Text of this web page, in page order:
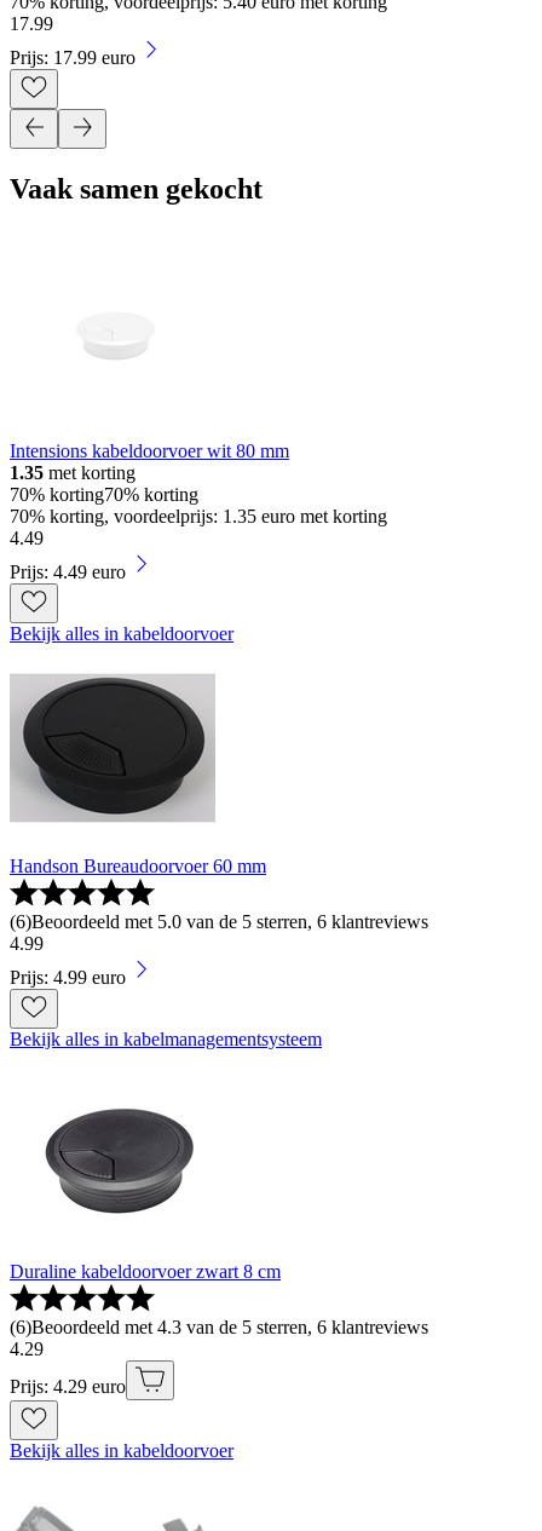
17.99
Prijs: 17.99 euro
Vaak samen gekocht
Intensions kabeldoorvoer wit 80 mm
1.35 met korting
70% korting70% korting
70% korting, voordeelprijs: 1.35 euro met korting
4.49
Prijs: 4.49 euro
Bekijk alles in kabeldoorvoer
Handson Bureaudoorvoer 60 mm
(6)Beoordeeld met 5.0 van de 5 sterren, 6 klantreviews
4.99
Prijs: 4.99 euro
Bekijk alles in kabelmanagementsysteem
Duraline kabeldoorvoer zwart 8 cm
(6)Beoordeeld met 4.3 van de 5 sterren, 6 klantreviews
4.29
Prijs: 4.29 euro
Bekijk alles in kabeldoorvoer